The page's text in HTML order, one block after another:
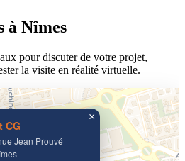
à Nîmes
pour discuter de votre projet,
la visite en réalité virtuelle.
CG
Jean Prouvé
×